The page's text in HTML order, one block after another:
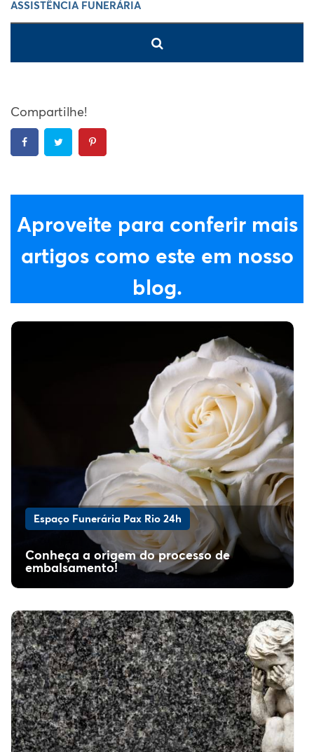
Compartilhe!
Aproveite para conferir mais
artigos como este em nosso
blog.
Espaço Funerária Pax Rio 24h
Conheça a origem do processo de
embalsamento!